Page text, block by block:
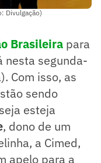
Divulgação)
Brasileira para
nesta segunda-
Com isso, as
sendo
esteja
, dono de um
a Cimed,
apelo para a